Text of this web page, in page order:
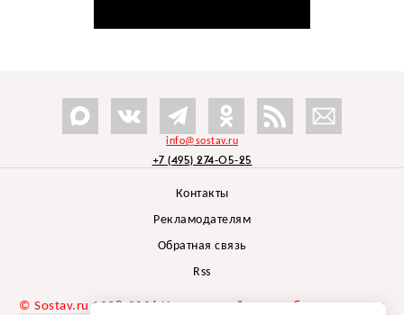
info@sostav.ru
+7 (495) 274-05-25
Контакты
Рекламодателям
Обратная связь
Rss
© Sostav.ru 1998-2026 Независимый проектбрендингового